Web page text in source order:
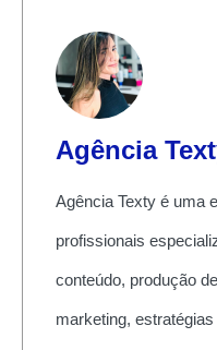
Agência
Agência Texty é uma
profissionais
conteúdo, produção
marketing,